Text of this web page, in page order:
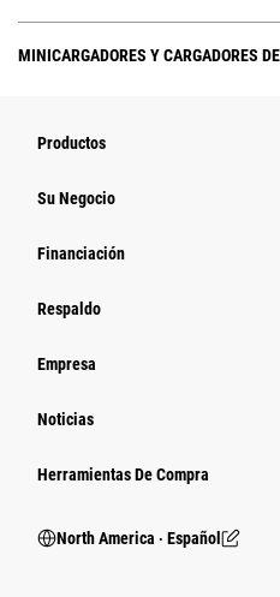
MINICARGADORES Y CARGADORES
Productos
Su Negocio
Financiación
Respaldo
Empresa
Noticias
Herramientas De Compra
North America ‧ Español